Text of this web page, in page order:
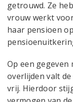
getrouwd. Ze
vrouw werkt
haar pensioen
Op een
overlijden valt
vrij. Hierdoor